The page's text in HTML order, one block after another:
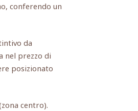
conferendo un
da
nel prezzo di
posizionato
centro).